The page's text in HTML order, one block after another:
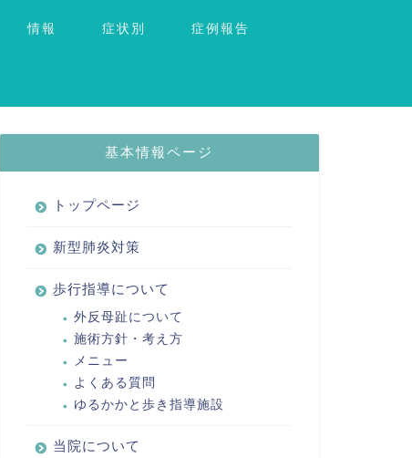
情報 症状別 症例報告
基本情報ページ
トップページ
新型肺炎対策
歩行指導について
外反母趾について
施術方針・考え方
メニュー
よくある質問
ゆるかかと歩き指導施設
当院について